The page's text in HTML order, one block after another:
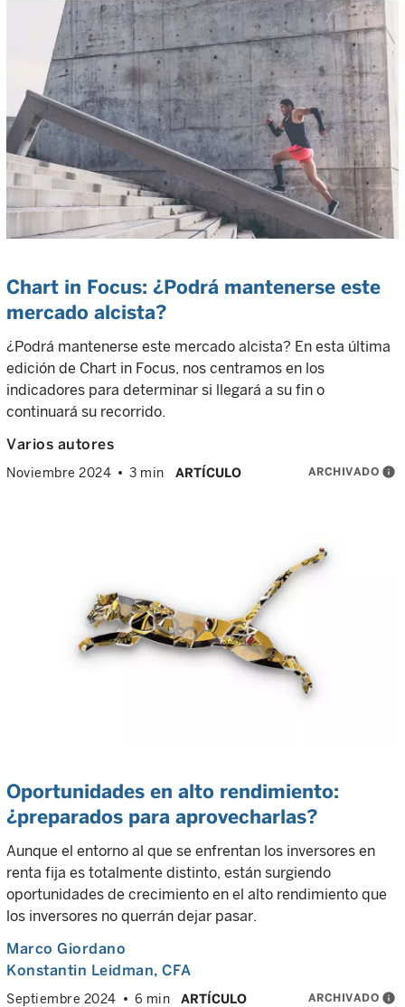
Chart in Focus: ¿Podrá mantenerse este
mercado alcista?
¿Podrá mantenerse este mercado alcista? En esta última
edición de Chart in Focus, nos centramos en los
indicadores para determinar si llegará a su fin o
continuará su recorrido.
Varios autores
Noviembre 2024 3 min ARTÍCULO ARCHIVADO info
Oportunidades en alto rendimiento:
¿preparados para aprovecharlas?
Aunque el entorno al que se enfrentan los inversores en
renta fija es totalmente distinto, están surgiendo
oportunidades de crecimiento en el alto rendimiento que
los inversores no querrán dejar pasar.
Marco Giordano
Konstantin Leidman, CFA
Septiembre 2024 6 min ARTÍCULO ARCHIVADO info